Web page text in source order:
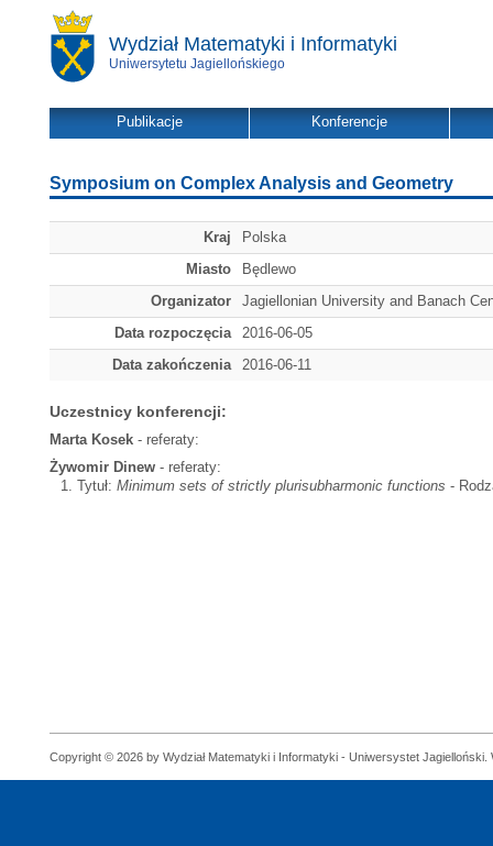
Wydział Matematyki i Informatyki
Uniwersytetu Jagiellońskiego
Publikacje Konferencje
Symposium on Complex Analysis and Geometry
Kraj
Polska
Miasto
Będlewo
Organizator
Jagiellonian University and Banach
Data rozpoczęcia
2016-06-05
Data zakończenia
2016-06-11
Uczestnicy konferencji:
Marta Kosek - referaty:
Żywomir Dinew - referaty:
Tytuł: Minimum sets of strictly plurisubharmonic functions -
Copyright © 2026 by Wydział Matematyki i Informatyki - Uniwersystet